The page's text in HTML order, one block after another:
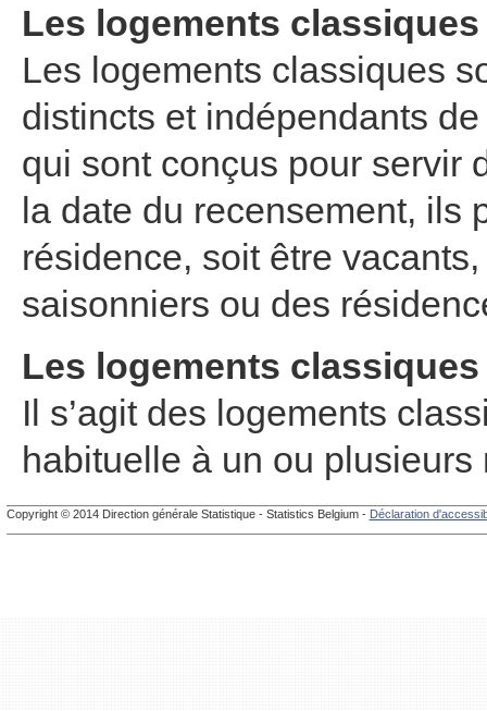
Les logements classiques
Les logements classiques
distincts et indépendants
qui sont conçus pour servir
la date du recensement, ils
résidence, soit être
saisonniers ou des
Les logements
Il s’agit des logements
habituelle à un ou plusieurs
Copyright © 2014 Direction générale Statistique - Statistics Belgium - Déclaration